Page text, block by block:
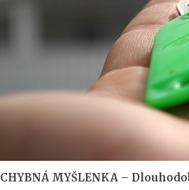
CHYBNÁ MYŠLENKA –